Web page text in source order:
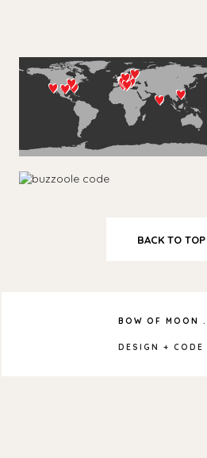
BACK TO TOP
BOW OF MOON .
DESIGN + CODE